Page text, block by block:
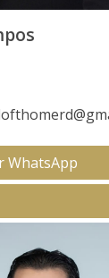
WhatsApp